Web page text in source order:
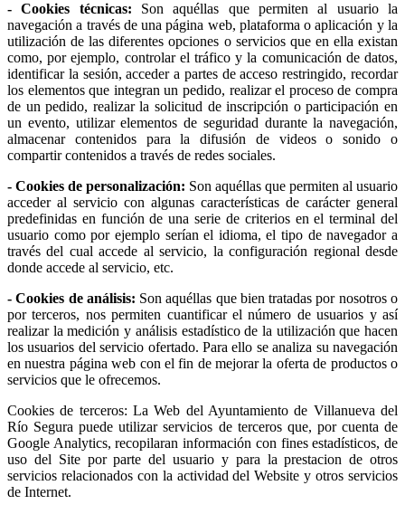
- Cookies técnicas: Son aquéllas que permiten al usuario la
navegación a través de una página web, plataforma o aplicación y la
utilización de las diferentes opciones o servicios que en ella existan
como, por ejemplo, controlar el tráfico y la comunicación de datos,
identificar la sesión, acceder a partes de acceso restringido, recordar
los elementos que integran un pedido, realizar el proceso de compra
de un pedido, realizar la solicitud de inscripción o participación en
un evento, utilizar elementos de seguridad durante la navegación,
almacenar contenidos para la difusión de videos o sonido o
compartir contenidos a través de redes sociales.
- Cookies de personalización: Son aquéllas que permiten al usuario
acceder al servicio con algunas características de carácter general
predefinidas en función de una serie de criterios en el terminal del
usuario como por ejemplo serían el idioma, el tipo de navegador a
través del cual accede al servicio, la configuración regional desde
donde accede al servicio, etc.
- Cookies de análisis: Son aquéllas que bien tratadas por nosotros o
por terceros, nos permiten cuantificar el número de usuarios y así
realizar la medición y análisis estadístico de la utilización que hacen
los usuarios del servicio ofertado. Para ello se analiza su navegación
en nuestra página web con el fin de mejorar la oferta de productos o
servicios que le ofrecemos.
Cookies de terceros: La Web del Ayuntamiento de Villanueva del
Río Segura puede utilizar servicios de terceros que, por cuenta de
Google Analytics, recopilaran información con fines estadísticos, de
uso del Site por parte del usuario y para la prestacion de otros
servicios relacionados con la actividad del Website y otros servicios
de Internet.